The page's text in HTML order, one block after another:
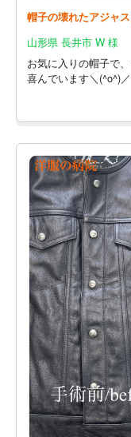
帽子の壊れたアジャ
山形県 長井市 W 様
お気に入りの帽子で
喜んでいます＼(^o^)